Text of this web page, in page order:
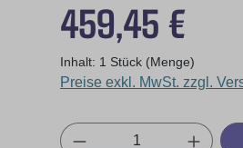
459,45 €
Inhalt: 1 Stück (Menge)
Preise exkl. MwSt. zzgl.
Produkt Anzahl: